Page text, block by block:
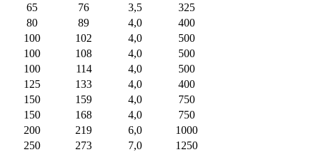
65
76 3,5
325
80
89 4,0
400
100
102 4,0
500
100
108 4,0
500
100
114 4,0
500
125
133 4,0
400
150
159 4,0
750
150
168 4,0
750
200
219 6,0
1000
250
273 7,0
1250